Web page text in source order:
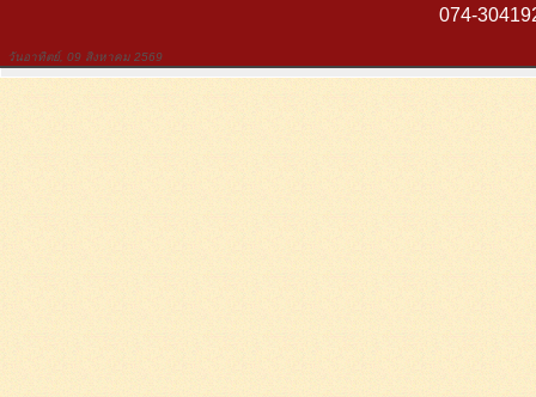
074-
วันอาทิตย์, 09 สิงหาคม 2569